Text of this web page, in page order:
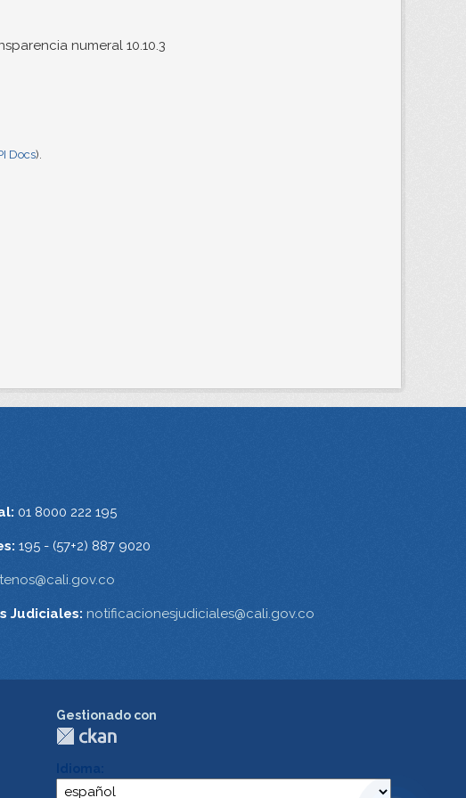
numeral 10.10.3
Docs).
01 8000 222 195
195 - (57+2) 887 9020
Judiciales: notificacionesjudiciales@cali.gov.co
Gestionado con